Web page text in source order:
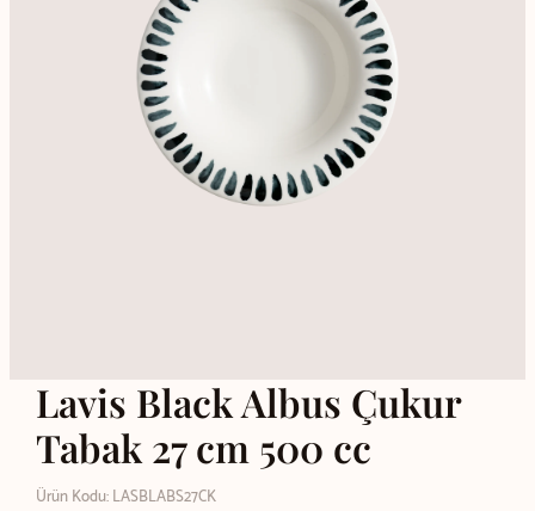
Lavis Black Albus Çukur
Tabak 27 cm 500 cc
Ürün Kodu: LASBLABS27CK